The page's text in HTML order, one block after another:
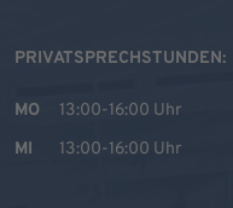
PRIVATSPRECHSTUNDEN:
MO
13:00-16:00 Uhr
MI
13:00-16:00 Uhr